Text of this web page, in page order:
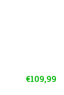
€109,99